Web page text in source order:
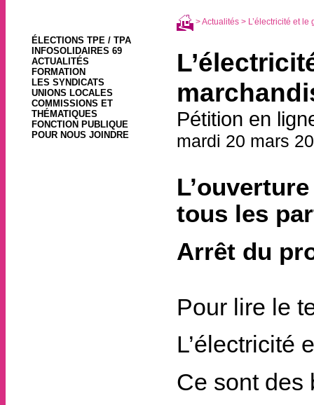
ÉLECTIONS TPE / TPA
INFOSOLIDAIRES 69
ACTUALITÉS
FORMATION
LES SYNDICATS
UNIONS LOCALES
COMMISSIONS ET
THÉMATIQUES
FONCTION PUBLIQUE
POUR NOUS JOINDRE
>Actualités> L’électricité et le
Pétition en
mardi 20 mars
tous les
Arrêt du
Pour lire le
L’électricité
Ce sont des